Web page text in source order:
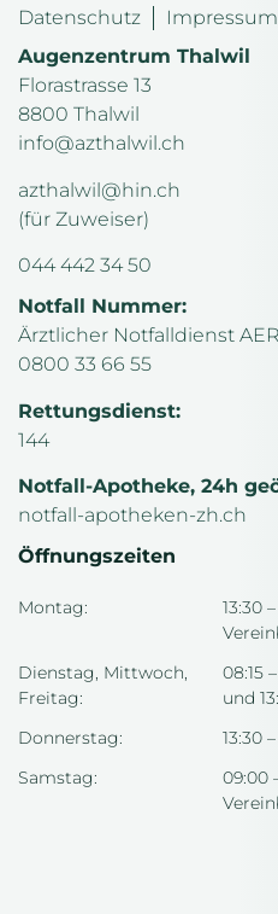
Datenschutz
Impressum
Augenzentrum Thalwil
Florastrasse 13
8800 Thalwil
info@azthalwil.ch
azthalwil@hin.ch
(für Zuweiser)
044 442 34 50
Notfall Nummer:
Ärztlicher Notfalldienst
0800 33 66 55
Rettungsdienst:
144
Notfall-Apotheke, 24h
notfall-apotheken-zh.ch
Öffnungszeiten
Montag:
13:30
Dienstag, Mittwoch,
Freitag:
08:15
und
Donnerstag:
13:30
Samstag:
09:00